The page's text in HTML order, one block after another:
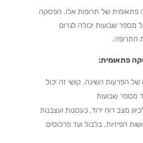
של תרופות אלו. הפסקה
מספר שבועות יכולה לגרום
התרופה.
פתאומית:
של הפרעות השינה. קושי זה יכול
מספר שבועות
מצב רוח ירוד, כעסנות ועצבנות
הפיזיות, בלבול ועד פרכוסים